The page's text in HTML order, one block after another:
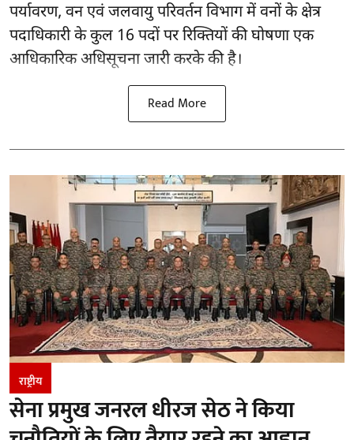
पर्यावरण, वन एवं जलवायु परिवर्तन विभाग में वनों के क्षेत्र
पदाधिकारी के कुल 16 पदों पर रिक्तियों की घोषणाएक
आधिकारिक अधिसूचना जारी करके की है।
Read More
राष्ट्रीय
सेना प्रमुख जनरल धीरज सेठ ने किया